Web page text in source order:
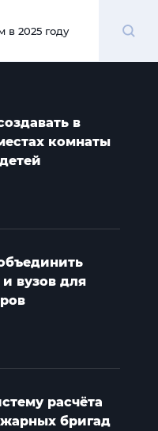
в 2025 году
в
комнаты
вузов для
расчёта
бригад